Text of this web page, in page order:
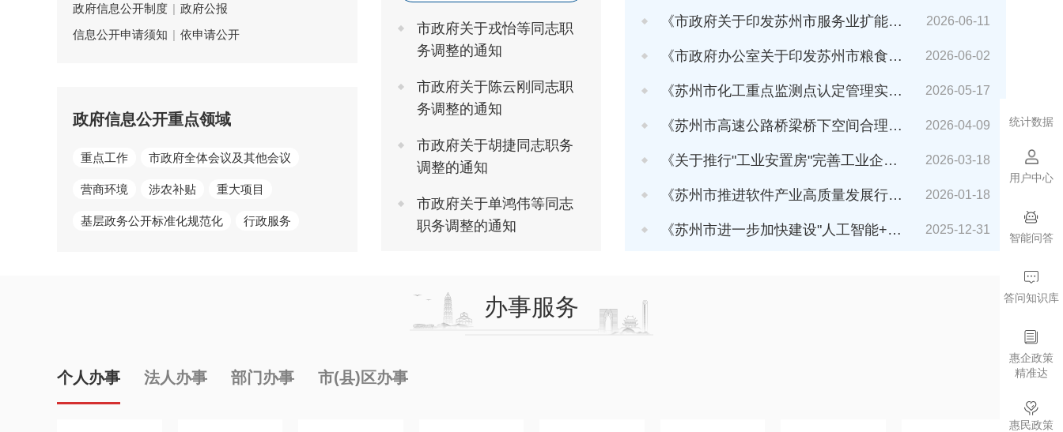
政府信息公开制度 | 政府公报
信息公开申请须知 | 依申请公开
政府信息公开重点领域
重点工作 市政府全体会议及其他会议
营商环境 涉农补贴 重大项目
基层政务公开标准化规范化 行政服务
市政府关于戎怡等同志职
务调整的通知
市政府关于陈云刚同志职
务调整的通知
市政府关于胡捷同志职务
调整的通知
市政府关于单鸿伟等同志
职务调整的通知
《市政府关于印发苏州市服务业扩能提质行动方案(2026～2030年)的通知》解读 2026-06-11
《市政府办公室关于印发苏州市粮食应急预案的通知》解读 2026-06-02
《苏州市化工重点监测点认定管理实施细则》解读 2026-05-17
《苏州市高速公路桥梁桥下空间合理利用管理办法》解读 2026-04-09
《关于推行"工业安置房"完善工业企业搬迁安置的指导意见（试行）》解读 2026-03-18
《苏州市推进软件产业高质量发展行动计划（2026-2027年）》解读 2026-01-18
《苏州市进一步加快建设"人工智能+"城市的若干措施（2026年版）》解读 2025-12-31
办事服务
个人办事 法人办事 部门办事 市(县)区办事
统计数据
用户中心
智能问答
答问知识库
惠企政策
精准达
惠民政策